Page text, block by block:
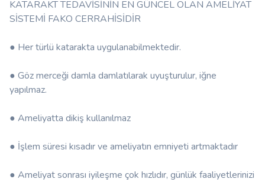
KATARAKT TEDAVİSİNİN EN GÜNCEL OLAN AMELİYAT
SİSTEMİ FAKO CERRAHİSİDİR
● Her türlü katarakta uygulanabilmektedir.
● Göz merceği damla damlatılarak uyuşturulur, iğne
yapılmaz.
● Ameliyatta dikiş kullanılmaz
● İşlem süresi kısadır ve ameliyatın emniyeti artmaktadır
● Ameliyat sonrası iyileşme çok hızlıdır, günlük faaliyetlerinizi